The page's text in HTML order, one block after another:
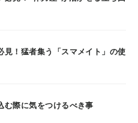
見！猛者集う「スマメイト」の使
む際に気をつけるべき事